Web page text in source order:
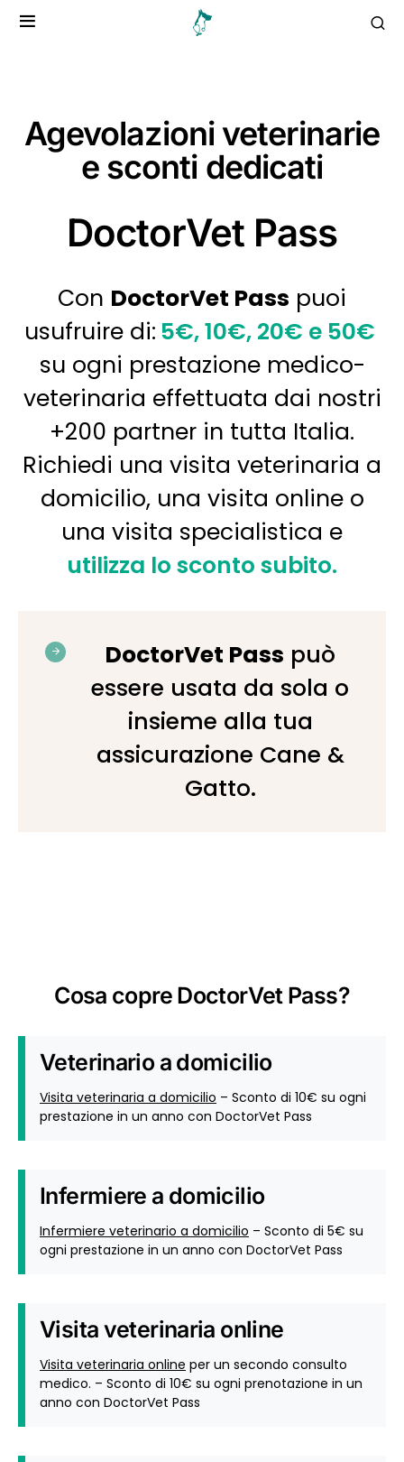
Agevolazioni veterinarie
e sconti dedicati
DoctorVet Pass
Con DoctorVet Pass puoi
usufruire di: 5€, 10€, 20€ e 50€
su ogni prestazione medico-
veterinaria effettuata dai nostri
+200 partner in tutta Italia.
Richiedi una visita veterinaria a
domicilio, una visita online o
una visita specialistica e
utilizza lo sconto subito.
DoctorVet Pass può
essere usata da sola o
insieme alla tua
assicurazione Cane &
Gatto.
Cosa copre DoctorVet Pass?
Veterinario a domicilio
Visita veterinaria a domicilio – Sconto di 10€ su ogni
prestazione in un anno con DoctorVet Pass
Infermiere a domicilio
Infermiere veterinario a domicilio – Sconto di 5€ su
ogni prestazione in un anno con DoctorVet Pass
Visita veterinaria online
Visita veterinaria online per un secondo consulto
medico. – Sconto di 10€ su ogni prenotazione in un
anno con DoctorVet Pass